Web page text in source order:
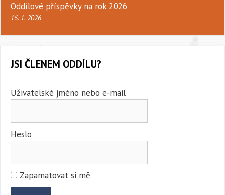
Oddílové příspěvky na rok 2026
16. 1. 2026
JSI ČLENEM ODDÍLU?
Uživatelské jméno nebo e-mail
Heslo
Zapamatovat si mě